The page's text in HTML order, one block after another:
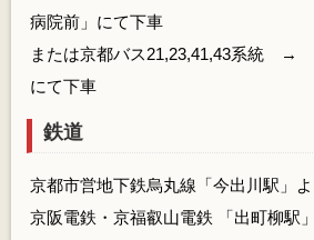
病院前」にて下車
または京都バス21,23,41,43系統 →
にて下車
鉄道
京都市営地下鉄烏丸線「今出川駅」
京阪電鉄・京福叡山電鉄 「出町柳駅